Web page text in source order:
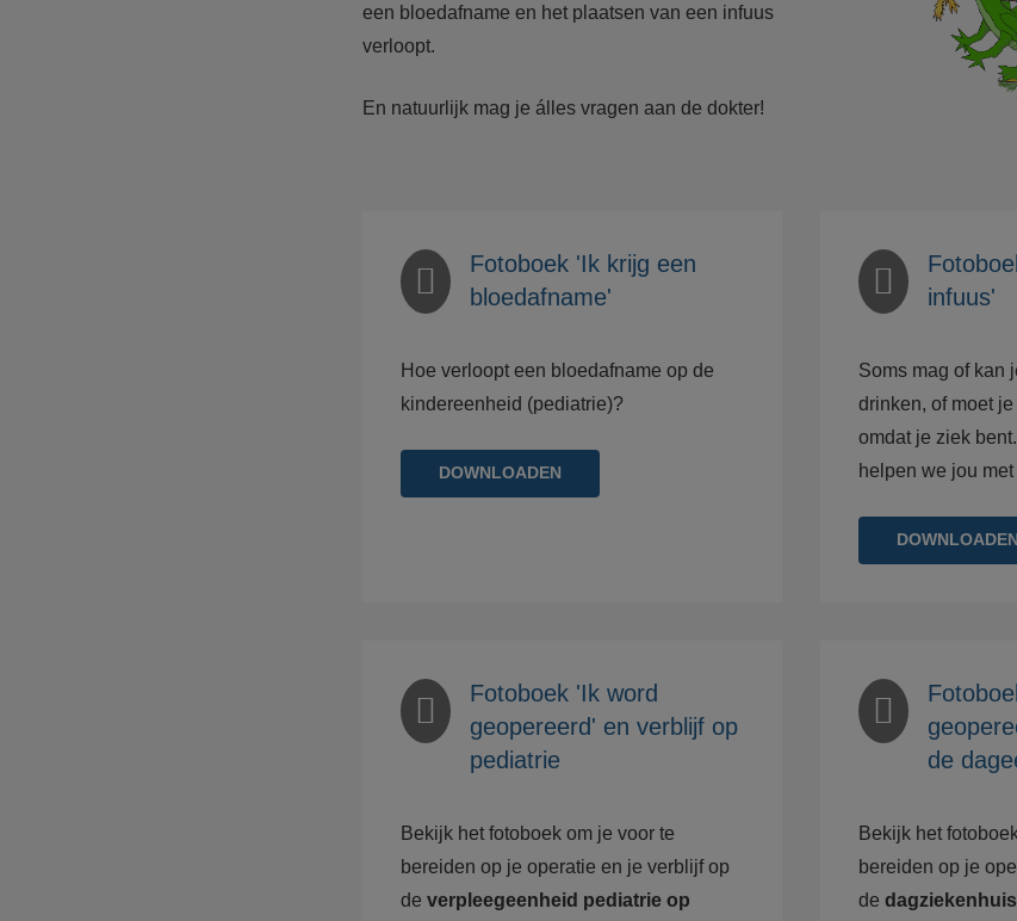
een bloedafname en het plaatsen van een infuus
verloopt.
En natuurlijk mag je álles vragen aan de dokter!
Fotoboek 'Ik krijg een
bloedafname'
Hoe verloopt een bloedafname op de
kindereenheid (pediatrie)?
DOWNLOADEN
infuus'
Soms mag of kan
drinken, of moet
omdat je ziek
helpen we jou
DOWNLOADEN
Fotoboek 'Ik word
geopereerd' en verblijf op
pediatrie
Bekijk het fotoboek om je voor te
bereiden op je operatie en je verblijf op
de verpleegeenheid pediatrie op
de
Bekijk het
bereiden op je
de